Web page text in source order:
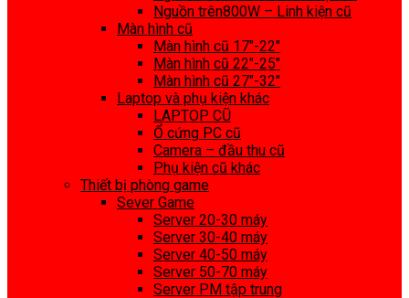
Nguồn trên800W – Linh kiện cũ
Màn hình cũ
Màn hình cũ 17″-22″
Màn hình cũ 22″-25″
Màn hình cũ 27″-32″
Laptop và phụ kiện khác
LAPTOP CŨ
Ổ cứng PC cũ
Camera – đầu thu cũ
Phụ kiện cũ khác
Thiết bị phòng game
Sever Game
Server 20-30 máy
Server 30-40 máy
Server 40-50 máy
Server 50-70 máy
Server PM tập trung